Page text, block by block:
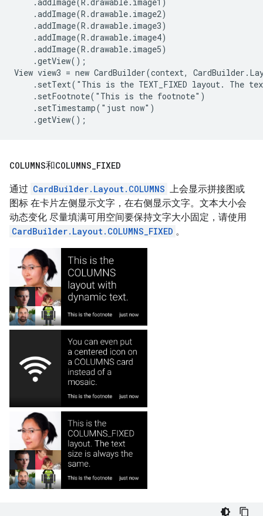
    .addImage(R.drawable.image2)
    .addImage(R.drawable.image3)
    .addImage(R.drawable.image4)
    .addImage(R.drawable.image5)
    .getView();
View view3 = new CardBuilder(context,
.setText("This is the TEXT_FIXED layout. The
    .setFootnote("This is the footnote")
    .setTimestamp("just now")
COLUMNS和COLUMNS FIXED
通过 CardBuilder.Layout.COLUMNS
上会显示拼接图或
图标 在卡片左侧显示文字，在右侧显示文字。文本大小会
动态变化 尽量填满可用空间要保持文字大小固定，请使用
CardBuilder.Layout.COLUMNS_FIXED 。